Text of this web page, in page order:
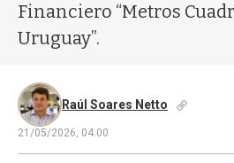
Financiero “Metros
Uruguay”.
Raúl Soares Netto
21/05/2026, 04:00